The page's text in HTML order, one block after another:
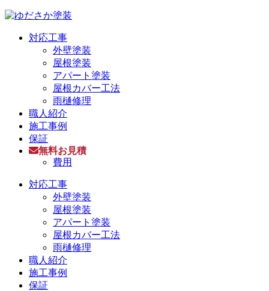
対応工事
外壁塗装
屋根塗装
アパート塗装
屋根カバー工法
雨樋修理
職人紹介
施工事例
保証
無料お見積
費用
対応工事
外壁塗装
屋根塗装
アパート塗装
屋根カバー工法
雨樋修理
職人紹介
施工事例
保証